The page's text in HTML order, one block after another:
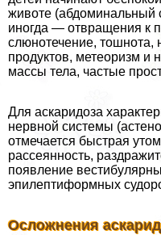
животе (абдоминальный
иногда — отвращения к
слюнотечение, тошнота,
продуктов, метеоризм и
массы тела, частые
Для аскаридоза
нервной системы
отмечается быстрая
рассеянность,
появление
эпилептиформных
Осложнения